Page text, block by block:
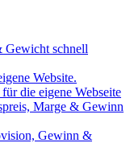
Gewicht schnell
Website.
die eigene Webseite
Marge & Gewinn
Gewinn &